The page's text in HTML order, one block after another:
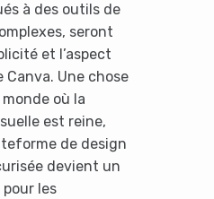
à des outils de
seront
et l’aspect
Une chose
où la
est reine,
de design
devient un
les